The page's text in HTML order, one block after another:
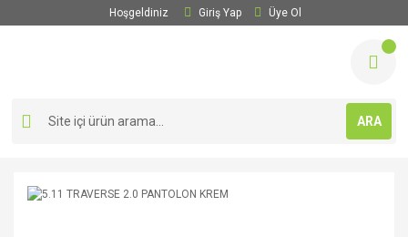
Hoşgeldiniz Giriş Yap Üye Ol
ARA